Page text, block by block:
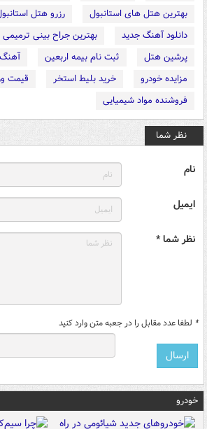
بهترین هتل های استانبول
رزرو هتل
دانلود آهنگ جدید
بهترین جراح بینی ترمیمی
پرشین هتل
ثبت نام بیمه اربعین
مزایده خودرو
خرید بلیط استخر
قیمت
فروشنده مواد شیمیایی
نظر شما
نام
ایمیل
نظر شما *
* لطفا عدد مقابل را در جعبه متن وارد کنید
خودرو